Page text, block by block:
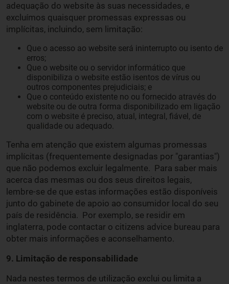
adequação do website às suas necessidades, e
excluímos quaisquer promessas expressas ou
implícitas, incluindo, sem limitação:
Que o acesso ao website será ininterrupto ou isento de
erros;
Que o website ou o servidor informático que
disponibiliza o website estão isentos de vírus ou
outros componentes prejudiciais; e
Que o conteúdo existente no ou fornecido através do
website ou de outra forma disponibilizado em ligação
com o website é preciso, atual, integral, fiável, de
qualidade ou adequado.
Tenha em atenção que existem algumas promessas
implícitas (frequentemente designadas por "garantias")
que não podemos excluir legalmente. Para saber mais
acerca das mesmas ou dos seus direitos legais,
lembre-se de que estas informações estão disponíveis
junto do gabinete de apoio ao consumidor local do seu
país de residência. Por exemplo, se residir em
inglaterra, pode contactar o citizens advice bureau para
obter mais informações e aconselhamento.
9. Limitação de responsabilidade
Nada nestes termos de utilização exclui ou limita a